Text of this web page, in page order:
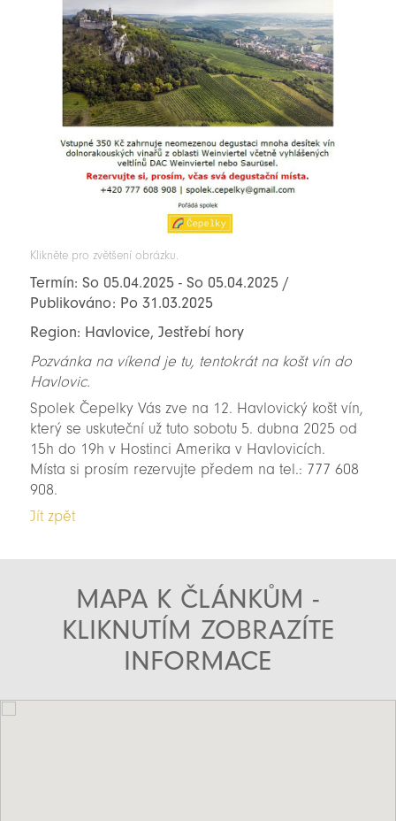
Klikněte pro zvětšení obrázku.
Termín: So 05.04.2025 - So 05.04.2025 /
Publikováno: Po 31.03.2025
Region: Havlovice, Jestřebí hory
Pozvánka na víkend je tu, tentokrát na košt vín do
Havlovic.
Spolek Čepelky Vás zve na 12. Havlovický košt vín,
který se uskuteční už tuto sobotu 5. dubna 2025 od
15h do 19h v Hostinci Amerika v Havlovicích.
Místa si prosím rezervujte předem na tel.: 777 608
908.
Jít zpět
MAPA K ČLÁNKŮM -
KLIKNUTÍM ZOBRAZÍTE
INFORMACE